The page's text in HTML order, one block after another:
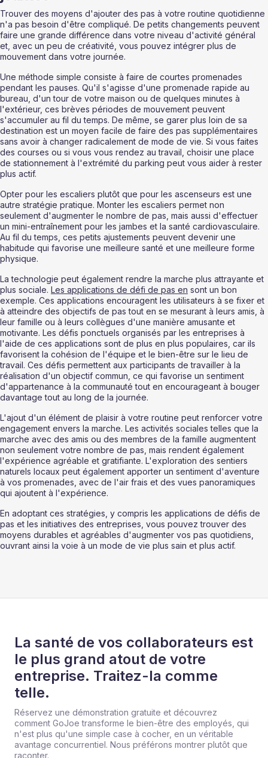
Trouver des moyens d'ajouter des pas à votre routine quotidienne
n'a pas besoin d'être compliqué. De petits changements peuvent
faire une grande différence dans votre niveau d'activité général
et, avec un peu de créativité, vous pouvez intégrer plus de
mouvement dans votre journée.
Une méthode simple consiste à faire de courtes promenades
pendant les pauses. Qu'il s'agisse d'une promenade rapide au
bureau, d'un tour de votre maison ou de quelques minutes à
l'extérieur, ces brèves périodes de mouvement peuvent
s'accumuler au fil du temps. De même, se garer plus loin de sa
destination est un moyen facile de faire des pas supplémentaires
sans avoir à changer radicalement de mode de vie. Si vous faites
des courses ou si vous vous rendez au travail, choisir une place
de stationnement à l'extrémité du parking peut vous aider à rester
plus actif.
Opter pour les escaliers plutôt que pour les ascenseurs est une
autre stratégie pratique. Monter les escaliers permet non
seulement d'augmenter le nombre de pas, mais aussi d'effectuer
un mini-entraînement pour les jambes et la santé cardiovasculaire.
Au fil du temps, ces petits ajustements peuvent devenir une
habitude qui favorise une meilleure santé et une meilleure forme
physique.
La technologie peut également rendre la marche plus attrayante et
plus sociale. Les applications de défi de pas en sont un bon
exemple. Ces applications encouragent les utilisateurs à se fixer et
à atteindre des objectifs de pas tout en se mesurant à leurs amis, à
leur famille ou à leurs collègues d'une manière amusante et
motivante. Les défis ponctuels organisés par les entreprises à
l'aide de ces applications sont de plus en plus populaires, car ils
favorisent la cohésion de l'équipe et le bien-être sur le lieu de
travail. Ces défis permettent aux participants de travailler à la
réalisation d'un objectif commun, ce qui favorise un sentiment
d'appartenance à la communauté tout en encourageant à bouger
davantage tout au long de la journée.
L'ajout d'un élément de plaisir à votre routine peut renforcer votre
engagement envers la marche. Les activités sociales telles que la
marche avec des amis ou des membres de la famille augmentent
non seulement votre nombre de pas, mais rendent également
l'expérience agréable et gratifiante. L'exploration des sentiers
naturels locaux peut également apporter un sentiment d'aventure
à vos promenades, avec de l'air frais et des vues panoramiques
qui ajoutent à l'expérience.
En adoptant ces stratégies, y compris les applications de défis de
pas et les initiatives des entreprises, vous pouvez trouver des
moyens durables et agréables d'augmenter vos pas quotidiens,
ouvrant ainsi la voie à un mode de vie plus sain et plus actif.
La santé de vos collaborateurs est
le plus grand atout de votre
entreprise. Traitez-la comme
telle.
Réservez une démonstration gratuite et découvrez
comment GoJoe transforme le bien-être des employés, qui
n'est plus qu'une simple case à cocher, en un véritable
avantage concurrentiel. Nous préférons montrer plutôt que
raconter.